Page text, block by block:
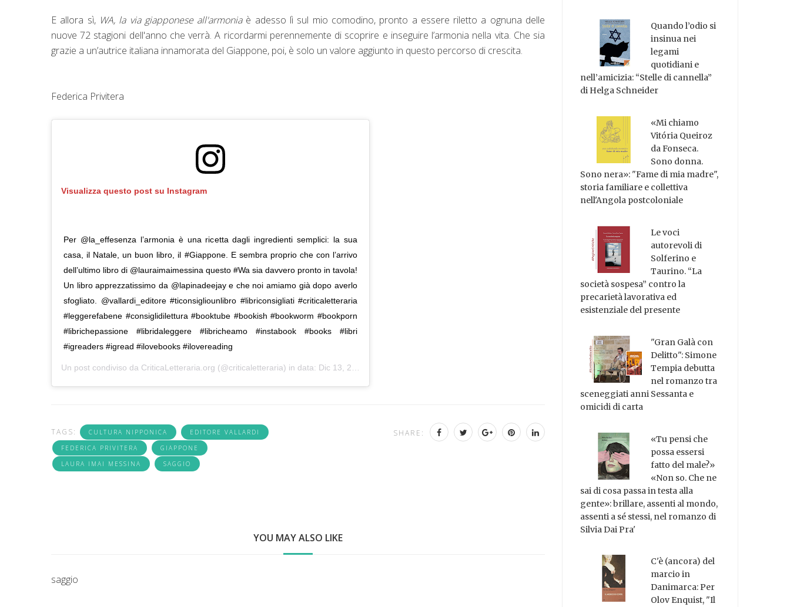
E allora sì, WA, la via giapponese all'armoniaè adesso lì sul mio comodino, pronto a essere riletto a ognuna delle
nuove 72 stagioni dell'anno che verrà. A ricordarmi perennemente di scoprire e inseguire l’armonia nella vita. Che sia
grazie a un’autrice italiana innamorata del Giappone, poi, è solo un valore aggiunto in questo percorso di crescita.
Federica Privitera
Visualizza questo post su Instagram
Per @la_effesenza l’armonia è una ricetta dagli ingredienti semplici: la sua
casa, il Natale, un buon libro, il #Giappone. E sembra proprio che con l’arrivo
dell’ultimo libro di @lauraimaimessina questo #Wa sia davvero pronto in tavola!
Un libro apprezzatissimo da @lapinadeejay e che noi amiamo già dopo averlo
sfogliato. @vallardi_editore #ticonsigliounlibro #libriconsigliati #criticaletteraria
#leggerefabene #consiglidilettura #booktube #bookish #bookworm #bookporn
#librichepassione #libridaleggere #libricheamo #instabook #books #libri
#igreaders #igread #ilovebooks #ilovereading
Un post condiviso da CriticaLetteraria.org (@criticaletteraria) in data: Dic 13, 2018 at 5:00 PST
TAGS: CULTURA NIPPONICA
EDITORE VALLARDI
FEDERICA PRIVITERA
GIAPPONE
LAURA IMAI MESSINA
SAGGIO
SHARE:
YOU MAY ALSO LIKE
saggio
Quando l’odio si
insinua nei
legami
quotidiani e
nell’amicizia: “Stelle di cannella”
di Helga Schneider
«Mi chiamo
Vitória Queiroz
da Fonseca.
Sono donna.
Sono nera»: "Fame di mia madre",
storia familiare e collettiva
nell'Angola postcoloniale
Le voci
autorevoli di
Solferino e
Taurino. “La
società sospesa” contro la
precarietà lavorativa ed
esistenziale del presente
"Gran Galà con
Delitto": Simone
Tempia debutta
nel romanzo tra
sceneggiati anni Sessanta e
omicidi di carta
«Tu pensi che
possa essersi
fatto del male?»
«Non so. Che ne
sai di cosa passa in testa alla
gente»: brillare, assenti al mondo,
assenti a sé stessi, nel romanzo di
Silvia Dai Pra'
C'è (ancora) del
marcio in
Danimarca: Per
Olov Enquist, "Il